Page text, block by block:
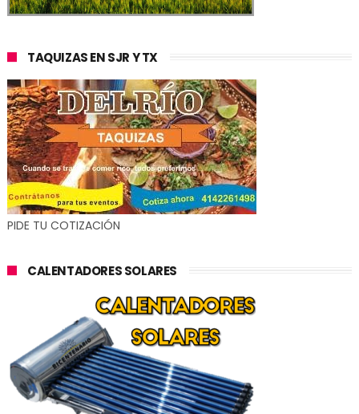
TAQUIZAS EN SJR Y TX
PIDE TU COTIZACIÓN
CALENTADORES SOLARES